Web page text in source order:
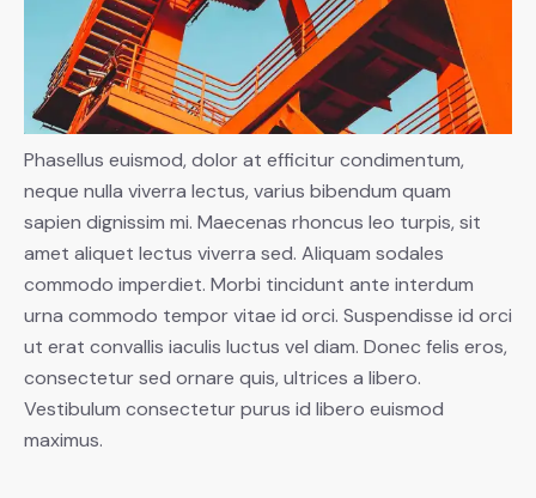
Phasellus euismod, dolor at efficitur condimentum,
neque nulla viverra lectus, varius bibendum quam
sapien dignissim mi. Maecenas rhoncus leo turpis, sit
amet aliquet lectus viverra sed. Aliquam sodales
commodo imperdiet. Morbi tincidunt ante interdum
urna commodo tempor vitae id orci. Suspendisse id orci
ut erat convallis iaculis luctus vel diam. Donec felis eros,
consectetur sed ornare quis, ultrices a libero.
Vestibulum consectetur purus id libero euismod
maximus.